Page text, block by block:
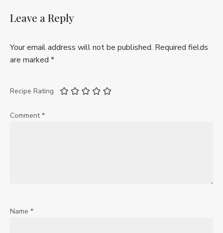
Leave a Reply
Your email address will not be published. Required fields
are marked *
Recipe Rating
Comment*
Name *